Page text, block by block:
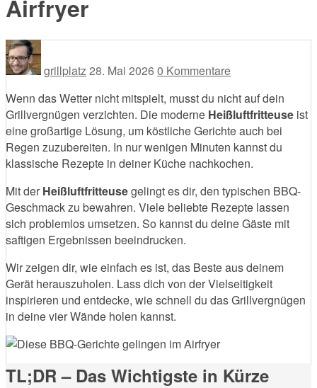
Airfryer
grillplatz28. Mai 2026 0 Kommentare
Wenn das Wetter nicht mitspielt, musst du nicht auf dein
Grillvergnügen verzichten. Die moderne Heißluftfritteuse ist
eine großartige Lösung, um köstliche Gerichte auch bei
Regen zuzubereiten. In nur wenigen Minuten kannst du
klassische Rezepte in deiner Küche nachkochen.
Mit der Heißluftfritteusegelingt es dir, den typischen BBQ-
Geschmack zu bewahren. Viele beliebte Rezepte lassen
sich problemlos umsetzen. So kannst du deine Gäste mit
saftigen Ergebnissen beeindrucken.
Wir zeigen dir, wie einfach es ist, das Beste aus deinem
Gerät herauszuholen. Lass dich von der Vielseitigkeit
inspirieren und entdecke, wie schnell du das Grillvergnügen
in deine vier Wände holen kannst.
TL;DR – Das Wichtigste in Kürze